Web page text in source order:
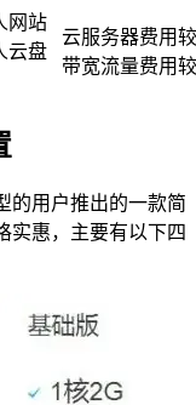
网站
云盘
云服务器费用
带宽流量费用
的用户推出的一款简
实惠，主要有以下四